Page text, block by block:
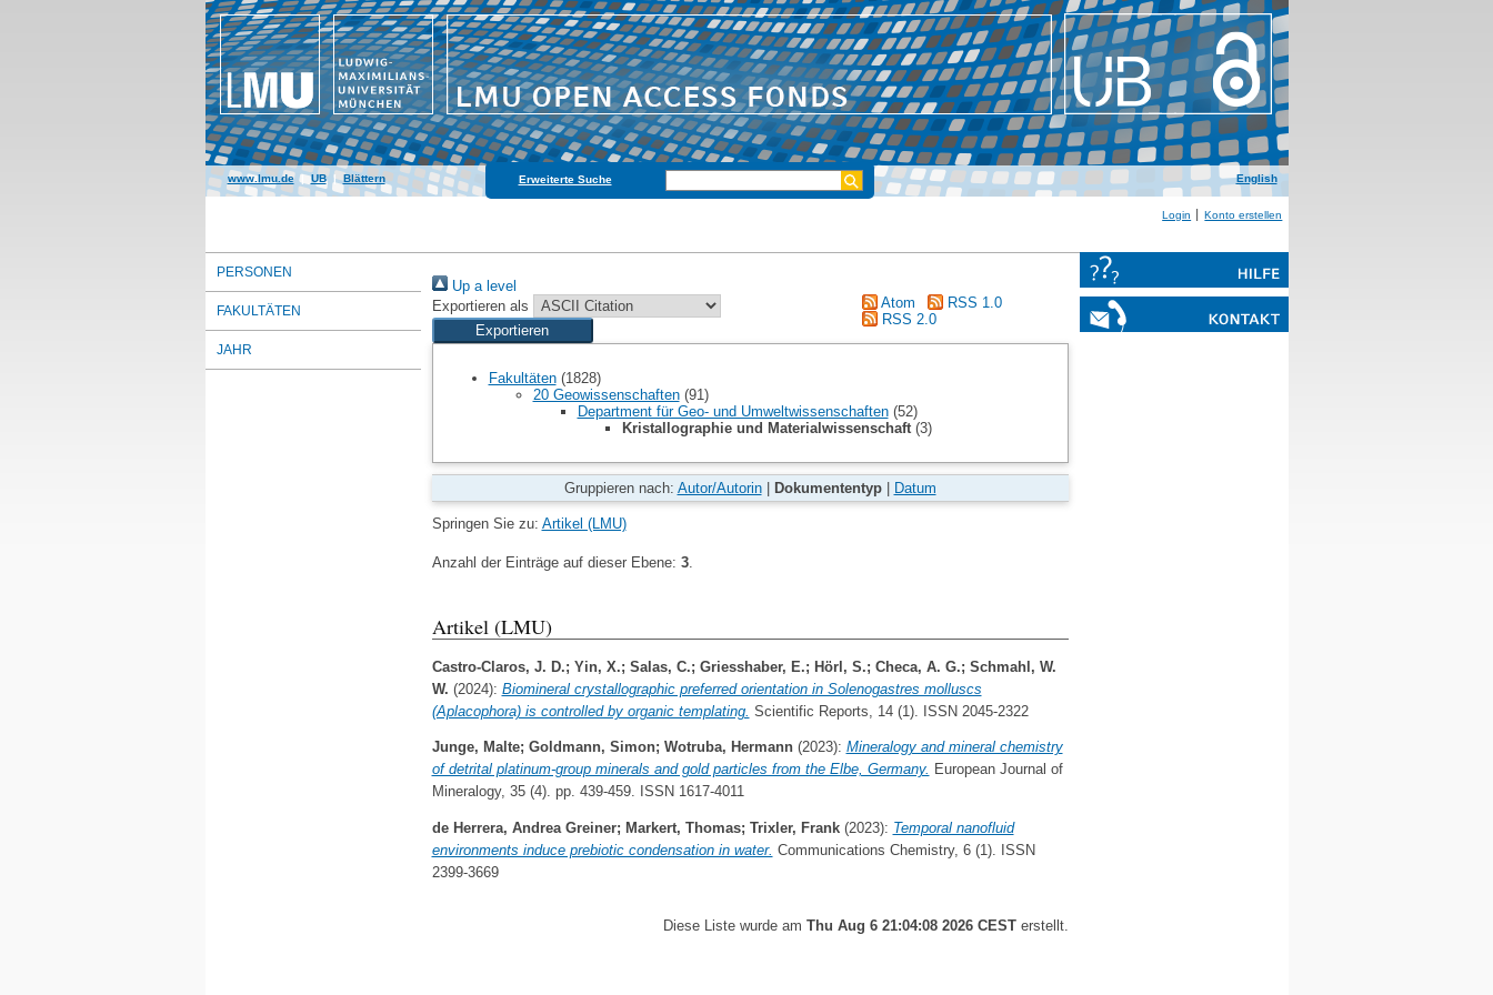
www.lmu.de|UB|Blättern Erweiterte Suche English
Login Konto erstellen
PERSONEN
FAKULTÄTEN
JAHR
Up a level
Exportieren als
Atom
RSS 1.0
RSS 2.0
Fakultäten(1828)
20 Geowissenschaften(91)
Department für Geo- und Umweltwissenschaften(52)
Kristallographie und Materialwissenschaft(3)
Gruppieren nach: Autor/Autorin| Dokumententyp| Datum
Springen Sie zu: Artikel (LMU)
Anzahl der Einträge auf dieser Ebene: 3.
Artikel (LMU)
Castro-Claros, J. D.; Yin, X.; Salas, C.; Griesshaber, E.; Hörl, S.; Checa, A. G.; Schmahl, W.
W. (2024): Biomineral crystallographic preferred orientation in Solenogastres molluscs
(Aplacophora) is controlled by organic templating. Scientific Reports, 14 (1). ISSN 2045-2322
Junge, Malte; Goldmann, Simon; Wotruba, Hermann(2023): Mineralogy and mineral chemistry
of detrital platinum-group minerals and gold particles from the Elbe, Germany. European Journal of
Mineralogy, 35 (4). pp. 439-459. ISSN 1617-4011
de Herrera, Andrea Greiner; Markert, Thomas; Trixler, Frank(2023): Temporal nanofluid
environments induce prebiotic condensation in water. Communications Chemistry, 6 (1). ISSN
2399-3669
Diese Liste wurde am Thu Aug 6 21:04:08 2026 CESTerstellt.